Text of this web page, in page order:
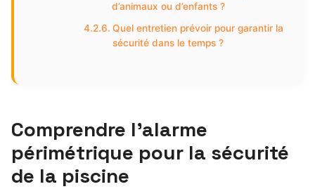
d’animaux ou d’enfants ?
Quel entretien prévoir pour garantir la
sécurité dans le temps ?
Comprendre l’alarme
périmétrique pour la sécurité
de la piscine